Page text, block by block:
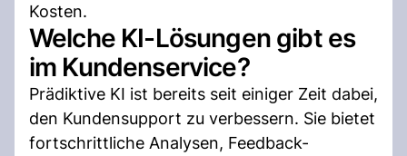
Kosten.
Welche KI-Lösungen gibt es
im Kundenservice?
Prädiktive KI ist bereits seit einiger Zeit dabei,
den Kundensupport zu verbessern. Sie bietet
fortschrittliche Analysen, Feedback-